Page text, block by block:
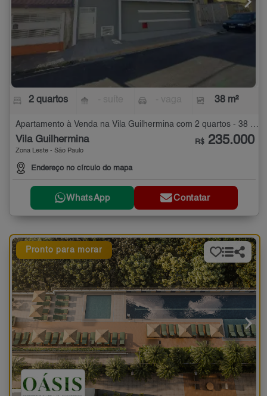
2 quartos 38 m²
Apartamento à Venda na Vila Guilhermina com 2 quartos - 38 m²
Vila Guilhermina
Zona Leste - São Paulo
Endereço no círculo do mapa
R$ 235.000
WhatsApp Contatar
Pronto para morar